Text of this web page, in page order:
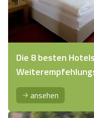
Die 8 besten
ansehen